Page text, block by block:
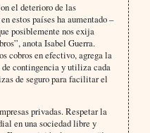
el deterioro de las
estos países ha aumentado –
posiblemente nos exija
anota Isabel Guerra.
cobros en efectivo, agrega la
contingencia y utiliza cada
de seguro para facilitar el
privadas. Respetar la
en una sociedad libre y